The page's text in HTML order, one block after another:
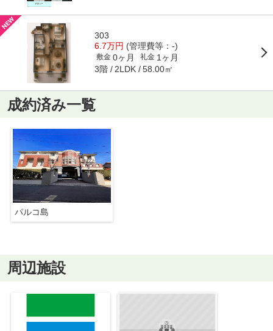
303
6.7万円 (管理費等：-)
敷金 0ヶ月 礼金 1ヶ月
3階 2LDK 58.00㎡
成約済み一覧
パルコ島
周辺施設